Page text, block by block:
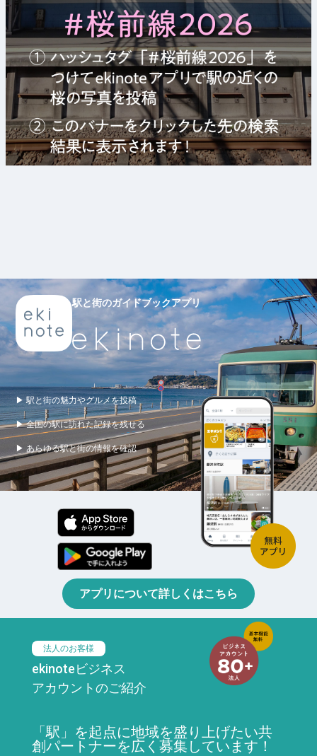
駅と街のガイドブックアプリ
▶ 駅と街の魅力やグルメを投稿
▶ 全国の駅に訪れた記録を残せる
▶ あらゆる駅と街の情報を確認
アプリについて詳しくはこちら
法人のお客様
ekinoteビジネス
アカウントのご紹介
「駅」を起点に地域を盛り上げたい共
創パートナーを広く募集しています！